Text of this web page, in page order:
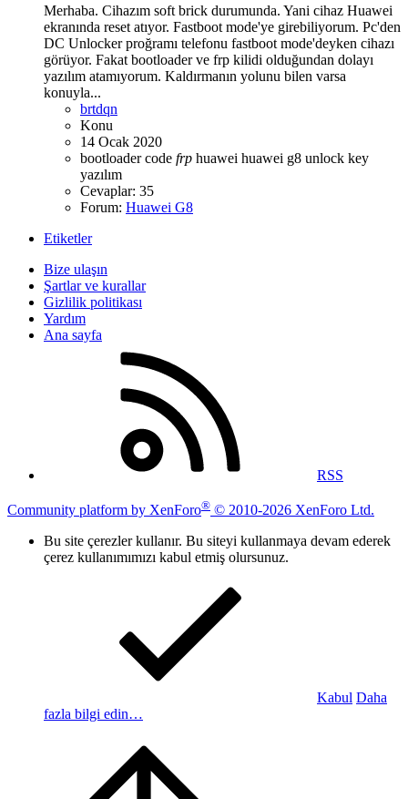
Merhaba. Cihazım soft brick durumunda. Yani cihaz Huawei
ekranında reset atıyor. Fastboot mode'ye girebiliyorum. Pc'den
DC Unlocker proğramı telefonu fastboot mode'deyken cihazı
görüyor. Fakat bootloader ve frp kilidi olduğundan dolayı
yazılım atamıyorum. Kaldırmanın yolunu bilen varsa
konuyla...
brtdqn
Konu
14 Ocak 2020
bootloadercode frp huawei huawei g8 unlock key
yazılım
Cevaplar: 35
Forum: Huawei G8
Etiketler
Bize ulaşın
Şartlar ve kurallar
Gizlilik politikası
Yardım
Ana sayfa
RSS
Community platform by XenForo® © 2010-2026 XenForo Ltd.
Bu site çerezler kullanır. Bu siteyi kullanmaya devam ederek
çerez kullanımımızı kabul etmiş olursunuz.
Kabul Daha
fazla bilgi edin…